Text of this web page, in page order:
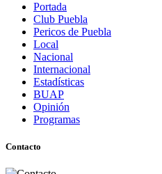
Portada
Club Puebla
Pericos de Puebla
Local
Nacional
Internacional
Estadísticas
BUAP
Opinión
Programas
Contacto